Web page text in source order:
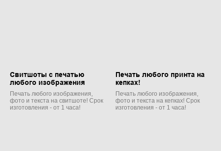
Свитшоты с печатью
любого изображения
Печать любого изображения,
фото и текста на свитшоте! Срок
изготовления - от 1 часа!
Печать любого принта на
кепках!
Печать любого изображения,
фото и текста на кепках! Срок
изготовления - от 1 часа!